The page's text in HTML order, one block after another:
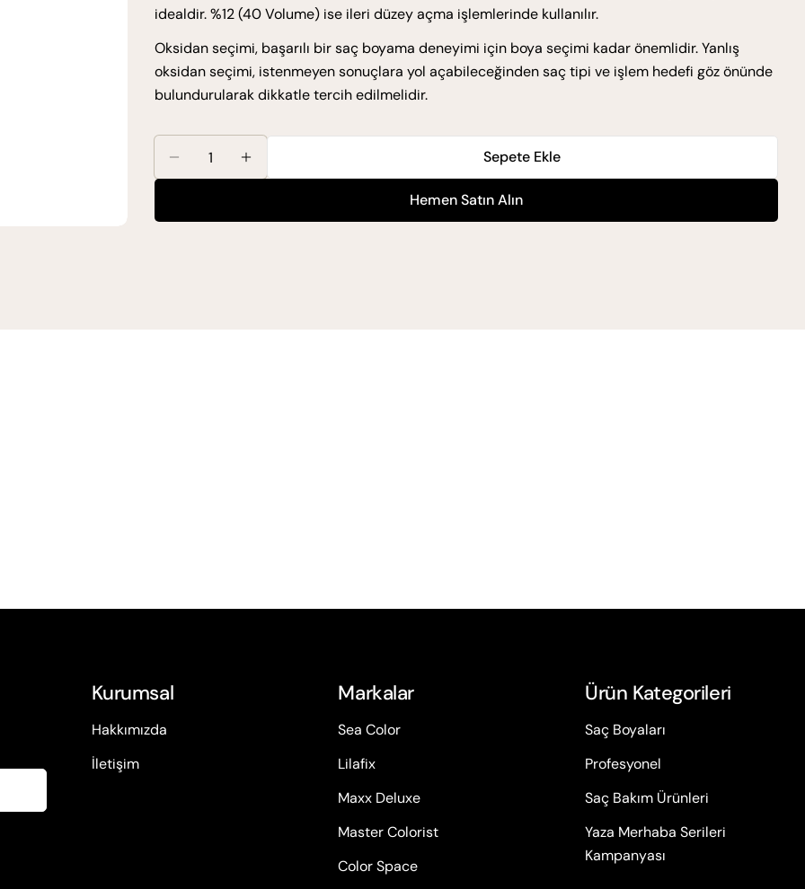
idealdir. %12 (40 Volume) ise ileri düzey açma işlemlerinde kullanılır.
Oksidan seçimi, başarılı bir saç boyama deneyimi için boya seçimi kadar önemlidir. Yanlış
oksidan seçimi, istenmeyen sonuçlara yol açabileceğinden saç tipi ve işlem hedefi göz önünde
bulundurularak dikkatle tercih edilmelidir.
Maxx Deluxe Beauty Expert Oksidan Krem 30 Vol. 5000 Ml Için Miktarı Azaltın
Maxx Deluxe Beauty Expert Oksidan Krem 30 Vol. 5000 Ml Için Miktarı
Sepete Ekle
Hemen Satın Alın
Kurumsal
Hakkımızda
İletişim
Markalar
Sea Color
Lilafix
Maxx Deluxe
Master Colorist
Color Space
Ürün Kategorileri
Saç Boyaları
Profesyonel
Saç Bakım Ürünleri
Yaza Merhaba Serileri
Kampanyası